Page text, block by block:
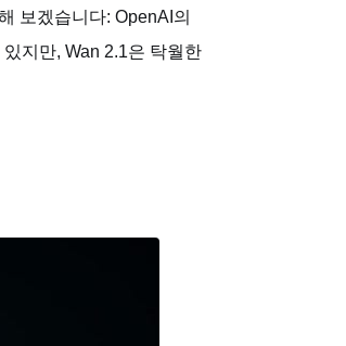
보겠습니다: OpenAI의
지만, Wan 2.1은 탁월한